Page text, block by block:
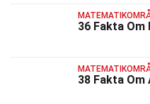
36 Fakta
38 Fakta